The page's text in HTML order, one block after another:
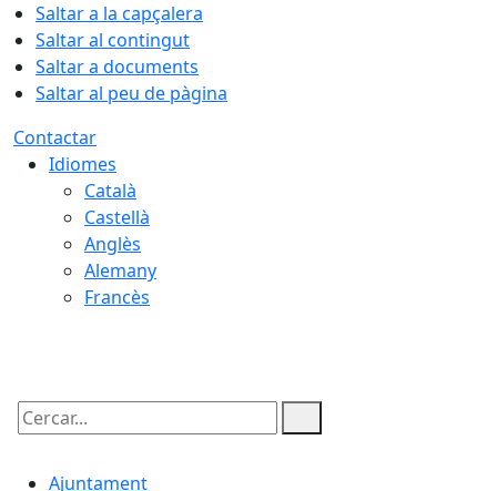
Saltar a la capçalera
Saltar al contingut
Saltar a documents
Saltar al peu de pàgina
Contactar
Idiomes
Català
Castellà
Anglès
Alemany
Francès
Cercar:
Ajuntament